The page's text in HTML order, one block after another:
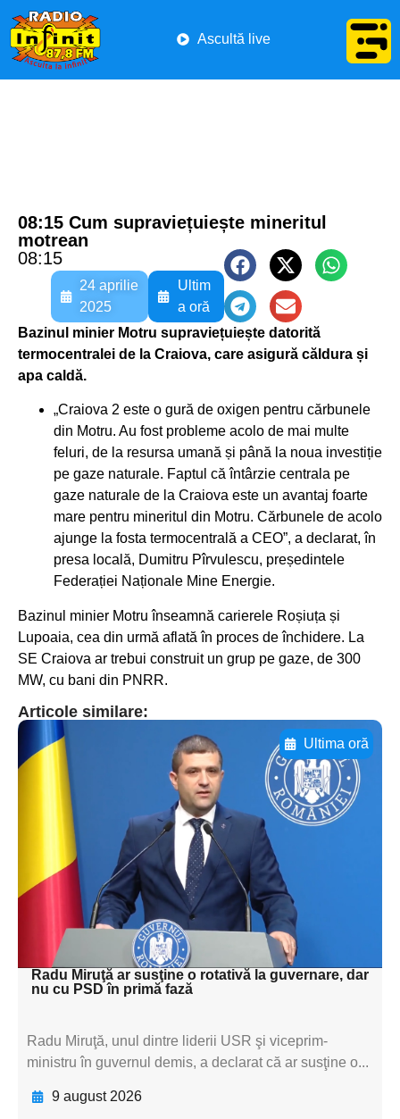
Ascultă live
08:15 Cum supraviețuiește mineritul
motrean
08:15
24 aprilie
2025
Ultim
a oră
Bazinul minier Motru supraviețuiește datorită
termocentralei de la Craiova, care asigură căldura și
apa caldă.
„Craiova 2 este o gură de oxigen pentru cărbunele
din Motru. Au fost probleme acolo de mai multe
feluri, de la resursa umană și până la noua investiție
pe gaze naturale. Faptul că întârzie centrala pe
gaze naturale de la Craiova este un avantaj foarte
mare pentru mineritul din Motru. Cărbunele de acolo
ajunge la fosta termocentrală a CEO”, a declarat, în
presa locală, Dumitru Pîrvulescu, președintele
Federației Naționale Mine Energie.
Bazinul minier Motru înseamnă carierele Roșiuța și
Lupoaia, cea din urmă aflată în proces de închidere. La
SE Craiova ar trebui construit un grup pe gaze, de 300
MW, cu bani din PNRR.
Articole similare:
Ultima oră
Adaugă aici textul pentru
subtitluAdaugă aici
textul pentru
subtitluAdaugă aici
textul pentru
subtitluAdaugă aici
textul pentru subti
Radu Miruţă ar susţine o rotativă la guvernare, dar
nu cu PSD în primă fază
Radu Miruţă, unul dintre liderii USR şi viceprim-
ministru în guvernul demis, a declarat că ar susţine o...
9 august 2026